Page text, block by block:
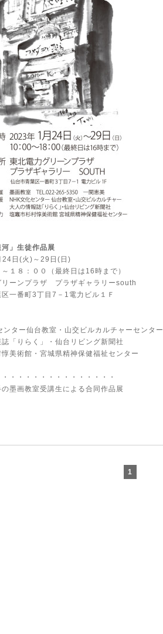
」生徒作品展
24日(火)～29日(日)
８：００（最終日は16時まで）
リーンプラザ プラザギャラリーsouth
番町3丁目7－1電力ビル１Ｆ
ター仙台教室・山交ビルカルチャーセンター
りらく」・仙台リビング新聞社
美術館・宮城県精神保健福祉センター
・・・・・・・・・・・・・・
墨画教室受講生による合同作品展
1